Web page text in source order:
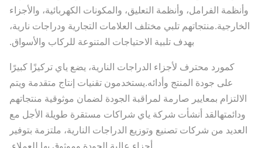
وأنظمة الفرامل، وأنظمة التعليق، والمكونات الكهربائية، والأجزاء
الخارجية.منتجاتهم تلبي مختلف العلامات التجارية ودراجات نارية،
بهدف تلبية الاحتياجات المتنوعة للركاب والأسواق.
كمورد محترف لأجزاء الدراجات النارية، يضع ياي تركيزًا كبيرًا
على جودة المنتج وأدائه.يستخدمون تقنيات إنتاج متقدمة ويتم
الالتزام بمعايير صارمة لمراقبة الجودة لضمان موثوقية منتجاتهم
ودائمتهالقد أنشأت شركة ياي شراكات مستقرة طويلة الأجل مع
العديد من شركات تصنيع وتوزيع الدراجات النارية، ملتزمة بتوفير
أجزاء عالية الجودة وموثوق بها للعملاء.